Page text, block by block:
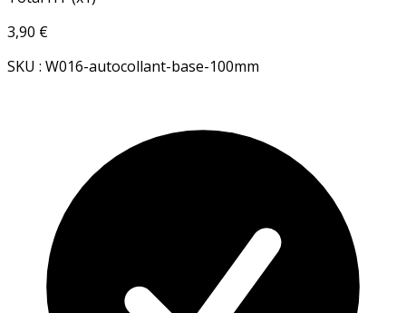
3,90 €
SKU : W016-autocollant-base-100mm